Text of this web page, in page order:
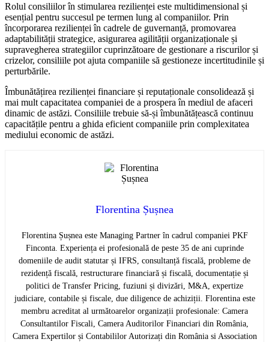
Rolul consiliilor în stimularea rezilienței este multidimensional și
esențial pentru succesul pe termen lung al companiilor. Prin
încorporarea rezilienței în cadrele de guvernanță, promovarea
adaptabilității strategice, asigurarea agilității organizaționale și
supravegherea strategiilor cuprinzătoare de gestionare a riscurilor și
crizelor, consiliile pot ajuta companiile să gestioneze incertitudinile și
perturbările.
Îmbunătățirea rezilienței financiare și reputaționale consolidează și
mai mult capacitatea companiei de a prospera în mediul de afaceri
dinamic de astăzi. Consiliile trebuie să-și îmbunătățească continuu
capacitățile pentru a ghida eficient companiile prin complexitatea
mediului economic de astăzi.
Florentina Șușnea
Florentina Șușnea este Managing Partner în cadrul companiei PKF
Finconta. Experiența ei profesională de peste 35 de ani cuprinde
domeniile de audit statutar și IFRS, consultanță fiscală, probleme de
rezidență fiscală, restructurare financiară și fiscală, documentație și
politici de Transfer Pricing, fuziuni și divizări, M&A, expertize
judiciare, contabile și fiscale, due diligence de achiziții. Florentina este
membru acreditat al următoarelor organizații profesionale: Camera
Consultantilor Fiscali, Camera Auditorilor Financiari din România,
Camera Expertilor și Contabililor Autorizați din România si Association